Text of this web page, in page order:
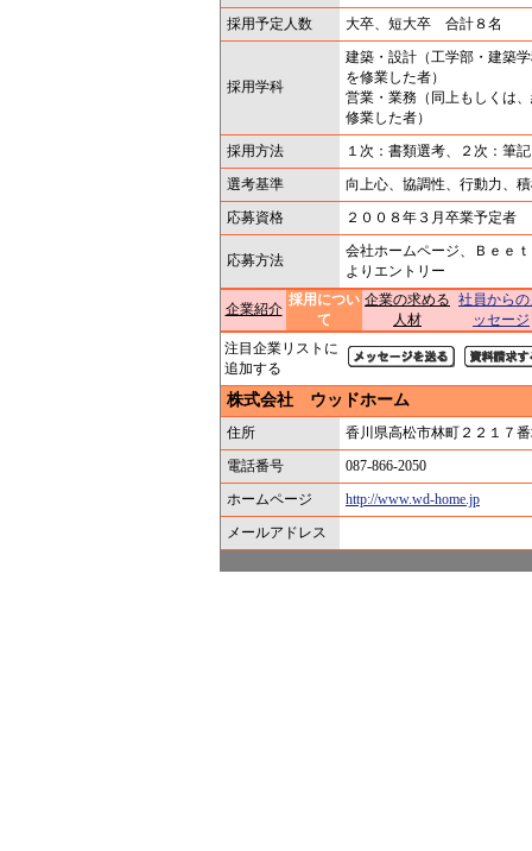
採用予定人数
大卒、短大卒 合計８名
採用学科
建築・設計（工学部・建築
を修業した者）
営業・業務（同上もしくは
修業した者）
採用方法
１次：書類選考、２次：筆
選考基準
向上心、協調性、行動力、
応募資格
２００８年３月卒業予定者
応募方法
会社ホームページ、Ｂｅｅ
よりエントリー
企業紹介
採用につい
て
企業の求める
人材
社員から
ッセージ
注目企業リストに
追加する
株式会社 ウッドホーム
住所
香川県高松市林町２２１７
電話番号
087-866-2050
ホームページ
http://www.wd-home.jp
メールアドレス